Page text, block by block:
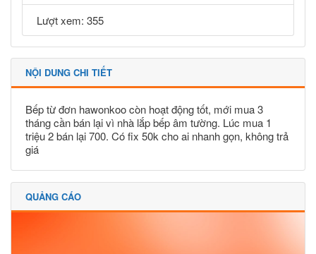
Lượt xem: 355
NỘI DUNG CHI TIẾT
Bếp từ đơn hawonkoo còn hoạt động tốt, mới mua 3
tháng cần bán lại vì nhà lắp bếp âm tường. Lúc mua 1
triệu 2 bán lại 700. Có fix 50k cho ai nhanh gọn, không trả
giá
QUẢNG CÁO